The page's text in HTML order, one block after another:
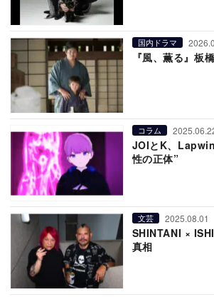
国内ドラマ
『風、薫る』板
コラム
JOIとK、
性の正体”
文芸 2025.08.01
SHINTANI ×
真相